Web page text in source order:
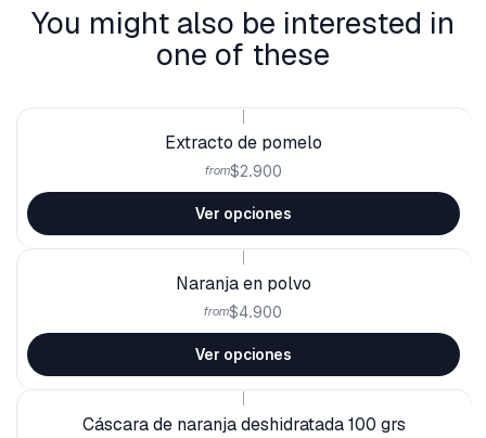
You might also be interested in
one of these
Extracto de pomelo
from$2.900
Ver opciones
Naranja en polvo
from$4.900
Ver opciones
Cáscara de naranja deshidratada 100 grs